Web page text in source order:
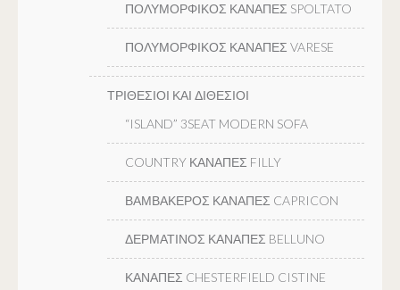
ΠΟΛΥΜΟΡΦΙΚΟΣ ΚΑΝΑΠΕΣ SPOLTATO
ΠΟΛΥΜΟΡΦΙΚΟΣ ΚΑΝΑΠΕΣ VARESE
ΤΡΙΘΕΣΙΟΙ ΚΑΙ ΔΙΘΕΣΙΟΙ
“ISLAND” 3SEAT MODERN SOFA
COUNTRY ΚΑΝΑΠΕΣ FILLY
ΒΑΜΒΑΚΕΡΟΣ ΚΑΝΑΠΕΣ CAPRICON
ΔΕΡΜΑΤΙΝΟΣ ΚΑΝΑΠΕΣ BELLUNO
ΚΑΝΑΠΕΣ CHESTERFIELD CISTINE